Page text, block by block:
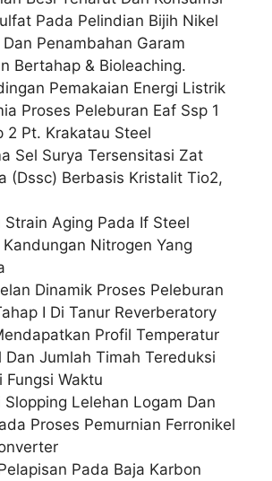
Pada Pelindian Bijih Nikel
Penambahan Garam
Bertahap & Bioleaching.
Pemakaian Energi Listrik
Proses Peleburan Eaf Ssp 1
2 Pt. Krakatau Steel
Sel Surya Tersensitasi Zat
(Dssc) Berbasis Kristalit Tio2,
Strain Aging Pada If Steel
Kandungan Nitrogen Yang
Dinamik Proses Peleburan
I Di Tanur Reverberatory
Profil Temperatur
Dan Jumlah Timah Tereduksi
Fungsi Waktu
Slopping Lelehan Logam Dan
Proses Pemurnian Ferronikel
Pada Baja Karbon